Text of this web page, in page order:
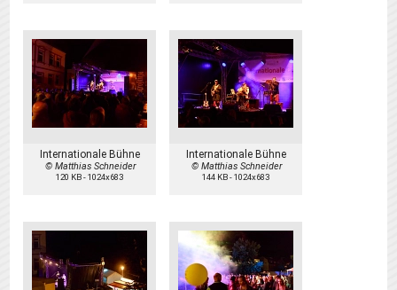
Internationale Bühne
© Matthias Schneider
120 KB-1024x683
Internationale Bühne
© Matthias Schneider
144 KB-1024x683